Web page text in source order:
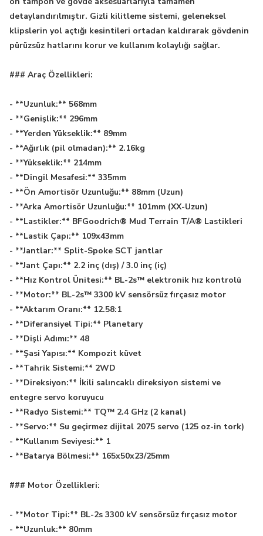
detaylandırılmıştır. Gizli kilitleme sistemi, geleneksel
klipslerin yol açtığı kesintileri ortadan kaldırarak gövdenin
pürüzsüz hatlarını korur ve kullanım kolaylığı sağlar.
### Araç Özellikleri:
- **Uzunluk:** 568mm
- **Genişlik:** 296mm
- **Yerden Yükseklik:** 89mm
- **Ağırlık (pil olmadan):** 2.16kg
- **Yükseklik:** 214mm
- **Dingil Mesafesi:** 335mm
- **Ön Amortisör Uzunluğu:** 88mm (Uzun)
- **Arka Amortisör Uzunluğu:** 101mm (XX-Uzun)
- **Lastikler:** BFGoodrich® Mud Terrain T/A® Lastikleri
- **Lastik Çapı:** 109x43mm
- **Jantlar:** Split-Spoke SCT jantlar
- **Jant Çapı:** 2.2 inç (dış) / 3.0 inç (iç)
- **Hız Kontrol Ünitesi:** BL-2s™ elektronik hız kontrolü
- **Motor:** BL-2s™ 3300 kV sensörsüz fırçasız motor
- **Aktarım Oranı:** 12.58:1
- **Diferansiyel Tipi:** Planetary
- **Dişli Adımı:** 48
- **Şasi Yapısı:** Kompozit küvet
- **Tahrik Sistemi:** 2WD
- **Direksiyon:** İkili salıncaklı direksiyon sistemi ve
entegre servo koruyucu
- **Radyo Sistemi:** TQ™ 2.4 GHz (2 kanal)
- **Servo:** Su geçirmez dijital 2075 servo (125 oz-in tork)
- **Kullanım Seviyesi:** 1
- **Batarya Bölmesi:** 165x50x23/25mm
### Motor Özellikleri:
- **Motor Tipi:** BL-2s 3300 kV sensörsüz fırçasız motor
- **Uzunluk:** 80mm